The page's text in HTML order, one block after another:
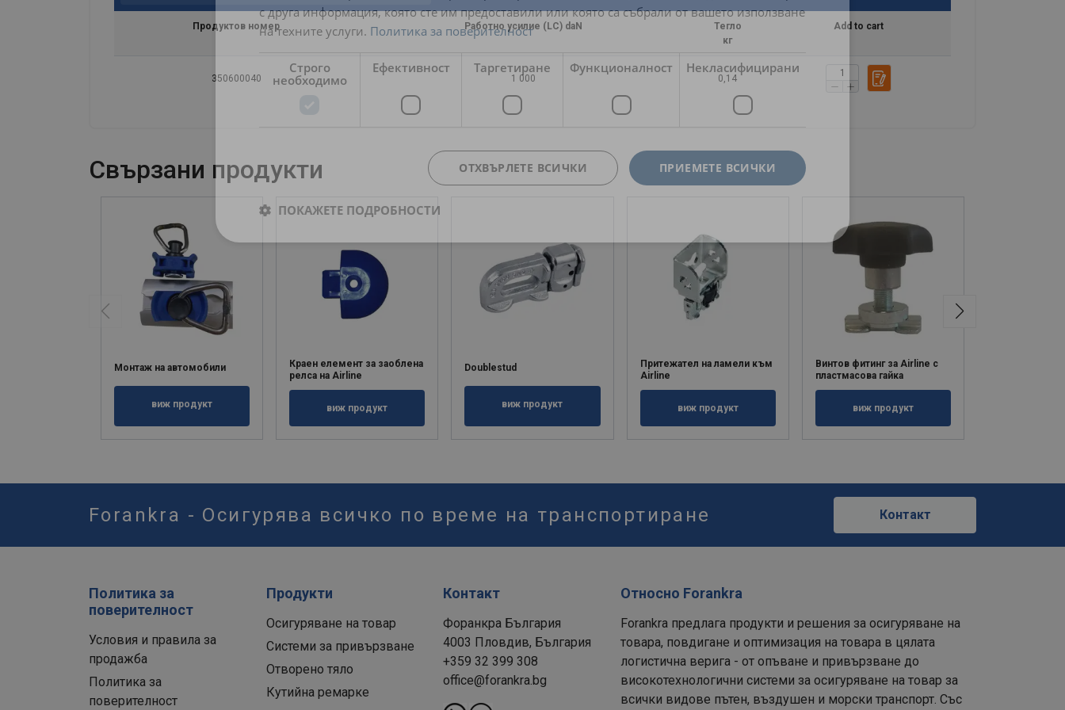
Продуктов номер Работно усилие (LC) daN
Тегло
кг
Add to cart
350600040 1 000 0,14
Свързани продукти
Монтаж на автомобили
виж продукт
Краен елемент за заоблена
релса на Airline
виж продукт
Doublestud
виж продукт
Притежател на ламели към
Airline
виж продукт
Винтов фитинг за Airline с
пластмасова гайка
виж продукт
Forankra - Осигурява всичко по време на транспортиране Контакт
Политика за
поверителност
Условия и правила за
продажба
Политика за
поверителност
Продукти
Осигуряване на товар
Системи за привързване
Отворено тяло
Кутийна ремарке
Контакт
Форанкра България
4003 Пловдив, България
+359 32 399 308
office@forankra.bg
Относно Forankra
Forankra предлага продукти и решения за осигуряване на
товара, повдигане и оптимизация на товара в цялата
логистична верига - от опъване и привързване до
високотехнологични системи за осигуряване на товар за
всички видове пътен, въздушен и морски транспорт. Със
с друга информация, която сте им предоставили или която са събрали от вашето използване
на техните услуги. Политика за поверителност
Строго
необходимо
Ефективност Таргетиране Функционалност Некласифицирани
ПРИЕМЕТЕ ВСИЧКИ
ОТХВЪРЛЕТЕ ВСИЧКИ
ПОКАЖЕТЕ ПОДРОБНОСТИ